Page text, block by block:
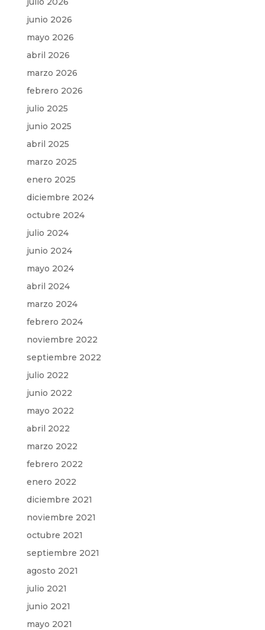
junio 2026
mayo 2026
abril 2026
marzo 2026
febrero 2026
julio 2025
junio 2025
abril 2025
marzo 2025
enero 2025
diciembre 2024
octubre 2024
julio 2024
junio 2024
mayo 2024
abril 2024
marzo 2024
febrero 2024
noviembre 2022
septiembre 2022
julio 2022
junio 2022
mayo 2022
abril 2022
marzo 2022
febrero 2022
enero 2022
diciembre 2021
noviembre 2021
octubre 2021
septiembre 2021
agosto 2021
julio 2021
junio 2021
mayo 2021